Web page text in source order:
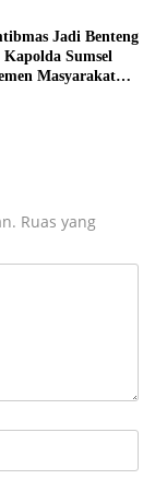
Jadi Benteng
Sumsel
Masyarakat
Ruas yang